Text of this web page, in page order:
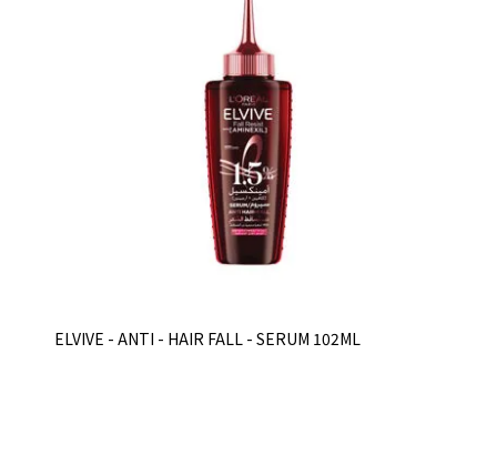
ELVIVE - ANTI - HAIR FALL - SERUM 102ML